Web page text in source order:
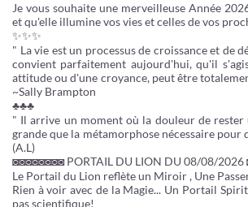
Je vous souhaite une merveilleuse Année
et qu'elle illumine vos vies et celles de vos
✨✨✨
" La vie est un processus de croissance et de
convient parfaitement aujourd'hui, qu'il
attitude ou d'une croyance, peut être
~Sally Brampton
♣♣♣
" Il arrive un moment où la douleur de rester
grande que la métamorphose nécessaire pour
(A.L)
◙◙◙◙◙◙◙◙ PORTAIL DU LION DU 08/08/2026
Le Portail du Lion reflète un Miroir , Une
Rien à voir avec de la Magie... Un Portail
pas scientifique!